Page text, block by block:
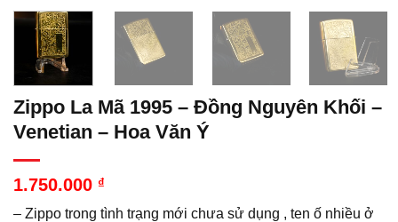
Zippo La Mã 1995 – Đồng Nguyên Khối –
Venetian – Hoa Văn Ý
1.750.000 ₫
– Zippo trong tình trạng mới chưa sử dụng , ten ố nhiều ở